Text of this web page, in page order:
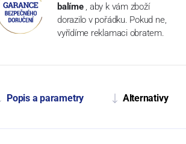
balíme , aby k vám zboží
dorazilo v pořádku. Pokud ne,
vyřídíme reklamaci obratem.
Popis a parametry Alternativy